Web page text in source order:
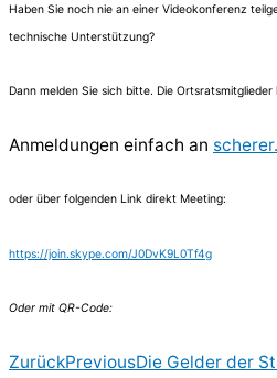
Haben Sie noch nie an einer Videokonferenz
technische Unterstützung?
Dann melden Sie sich bitte. Die Ortsratsmitglieder
Anmeldungen einfach an
oder über folgenden Link direkt Meeting:
https://join.skype.com/J0DvK9L0Tf4g
Oder mit QR-Code:
ZurückPreviousDie Gelder der